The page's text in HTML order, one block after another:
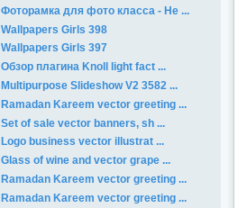
Фоторамка для фото класса - Не ...
Wallpapers Girls 398
Wallpapers Girls 397
Обзор плагина Knoll light fact ...
Multipurpose Slideshow V2 3582 ...
Ramadan Kareem vector greeting ...
Set of sale vector banners, sh ...
Logo business vector illustrat ...
Glass of wine and vector grape ...
Ramadan Kareem vector greeting ...
Ramadan Kareem vector greeting ...